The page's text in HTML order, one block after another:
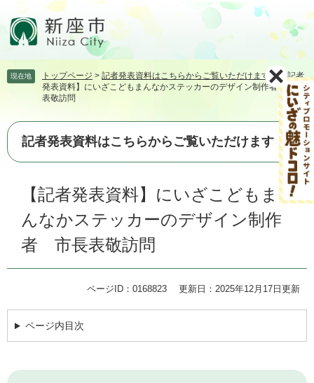
頭飛
て
文
現在地 トップページ > 記者発表資料はこちらからご覧いただけます >【記者
発表資料】にいざこどもまんなかステッカーのデザイン制作者 市長
表敬訪問
記者発表資料はこちらからご覧いただけます
【記者発表資料】にいざこどもま
んなかステッカーのデザイン制作
者 市長表敬訪問
ページID：0168823 更新日：2025年12月17日更新
ページ内目次